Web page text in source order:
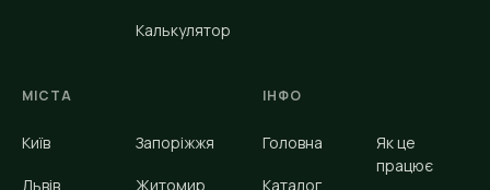
Калькулятор
МІСТА
Київ
Львів
Запоріжжя
Житомир
ІНФО
Головна
Каталог
Як це
працює